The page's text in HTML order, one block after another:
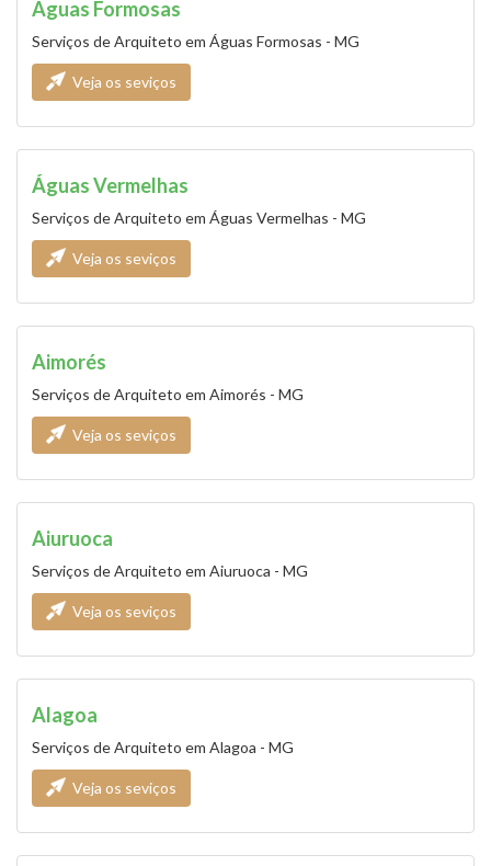
Águas Formosas
Serviços de Arquiteto em Águas Formosas - MG
Veja os seviços
Águas Vermelhas
Serviços de Arquiteto em Águas Vermelhas - MG
Veja os seviços
Aimorés
Serviços de Arquiteto em Aimorés - MG
Veja os seviços
Aiuruoca
Serviços de Arquiteto em Aiuruoca - MG
Veja os seviços
Alagoa
Serviços de Arquiteto em Alagoa - MG
Veja os seviços